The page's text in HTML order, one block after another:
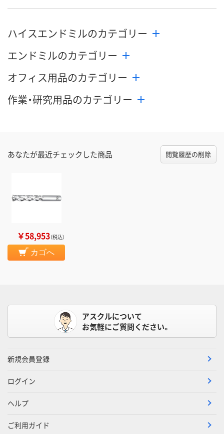
ハイスエンドミルのカテゴリー
エンドミルのカテゴリー
オフィス用品のカテゴリー
作業・研究用品のカテゴリー
あなたが最近チェックした商品 閲覧履歴の削除
￥58,953（税込）
カゴへ
アスクルについて
お気軽にご質問ください。
新規会員登録
ログイン
ヘルプ
ご利用ガイド